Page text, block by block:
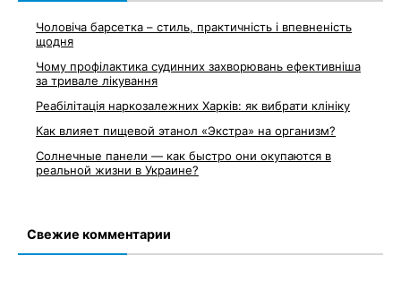
Чоловіча барсетка – стиль, практичність і впевненість
щодня
Чому профілактика судинних захворювань ефективніша
за тривале лікування
Реабілітація наркозалежних Харків: як вибрати клініку
Как влияет пищевой этанол «Экстра» на организм?
Солнечные панели — как быстро они окупаются в
реальной жизни в Украине?
Свежие комментарии